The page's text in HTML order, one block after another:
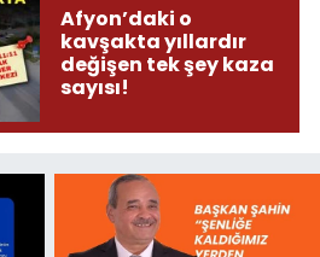
Afyon’daki o
kavşakta yıllardır
değişen tek şey kaza
sayısı!